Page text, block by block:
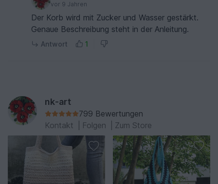
vor 9 Jahren
Der Korb wird mit Zucker und Wasser gestärkt.
Genaue Beschreibung steht in der Anleitung.
Antwort 1
nk-art
799 Bewertungen
Kontakt
Folgen Zum Store